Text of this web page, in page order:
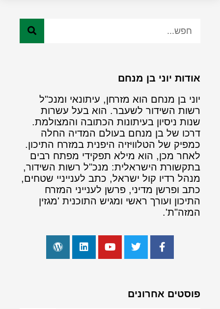
אודות יוני בן מנחם
יוני בן מנחם הוא מזרחן, עיתונאי ומנכ"ל
רשות השידור לשעבר. הוא בעל עשרות
שנות ניסיון בעיתונות הכתובה והמצולמת.
דרכו של בן מנחם בעולם המדיה החלה
כמפיק של הטלוויזיה היפנית במזרח התיכון.
לאחר מכן, הוא מילא תפקידי מפתח רבים
בתקשורת הישראלית: מנכ"ל רשות השידור,
מנהל רדיו קול ישראל, כתב לענייניי שטחים,
כתב ופרשן מדיני, פרשן לענייני המזרח
התיכון ועורך ראשי ומגיש התוכנית 'מגזין
המזה"ת'.
פוסטים אחרונים